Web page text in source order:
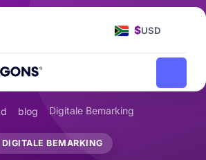
$USD
blog Digitale Bemarking
DIGITALE BEMARKING